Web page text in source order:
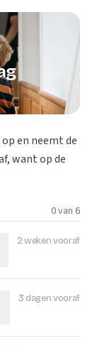
en neemt de
want op de
0 van 6
2 weken vooraf
afvinken
3 dagen vooraf